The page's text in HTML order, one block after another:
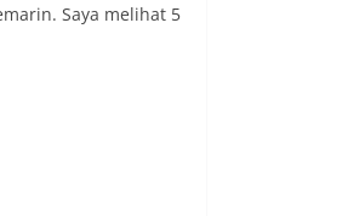
Saya melihat 5